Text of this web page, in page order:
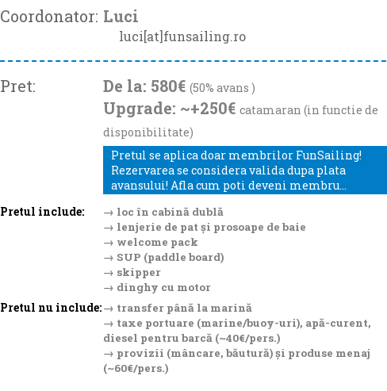
Coordonator: Luci
luci[at]funsailing.ro
Pret: De la: 580€ (50% avans )
Upgrade: ~+250€ catamaran (in functie de
disponibilitate)
Pretul se aplica doar membrilor FunSailing!
Rezervarea se considera valida dupa plata
avansului! Afla cum poti deveni membru...
Pretul include:
→ loc în cabină dublă
→ lenjerie de pat și prosoape de baie
→ welcome pack
→ SUP (paddle board)
→ skipper
→ dinghy cu motor
Pretul nu include:→ transfer până la marină
→ taxe portuare (marine/buoy-uri), apă-curent,
diesel pentru barcă (~40€/pers.)
→ provizii (mâncare, băutură) și produse menaj
(~60€/pers.)